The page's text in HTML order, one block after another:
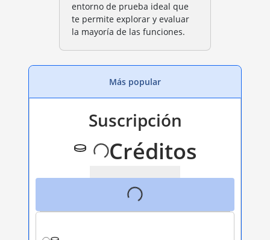
entorno de prueba ideal que
te permite explorar y evaluar
la mayoría de las funciones.
Más popular
Suscripción
Créditos